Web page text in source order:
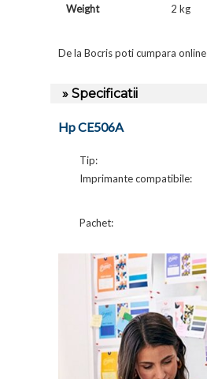
Weight 2 kg
De la Bocris poti cumpara online
» Specificatii
Hp CE506A
Tip:
Imprimante compatibile:
Pachet: